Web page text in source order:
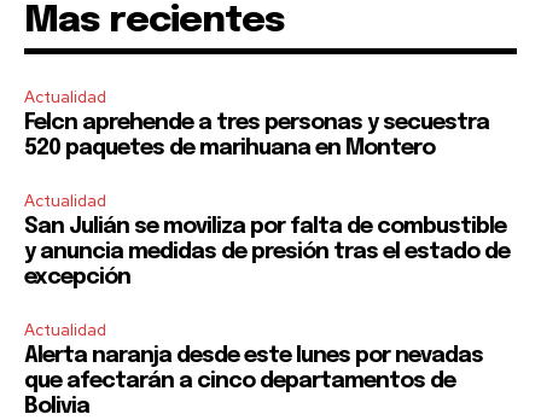
Mas recientes
Actualidad
Felcn aprehende a tres personas y secuestra
520 paquetes de marihuana en Montero
Actualidad
San Julián se moviliza por falta de combustible
y anuncia medidas de presión tras el estado de
excepción
Actualidad
Alerta naranja desde este lunes por nevadas
que afectarán a cinco departamentos de
Bolivia